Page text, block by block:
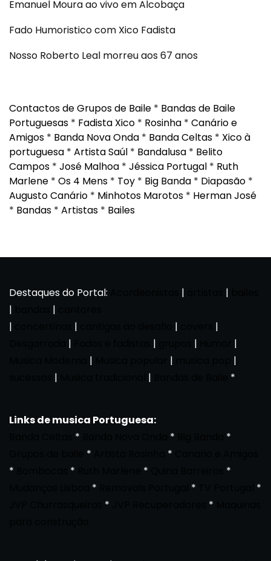
Emanuel Moura ao vivo em Alcobaça
Fado Humoristico com Xico Fadista
Nosso Roberto Leal morreu aos 67 anos
Contactos de Grupos de Baile * Bandas de Baile
Portuguesas * Fadista Xico * Rosinha * Canário e
Amigos * Banda Nova Onda * Banda Celtas * Xico à
portuguesa * Artista Saúl * Bandalusa * Belito
Campos * José Malhoa * Jéssica Portugal * Ruth
Marlene * Os 4 Mens * Toy * Big Banda * Diapasão *
Augusto Canário * Minhotos Marotos * Herman José
* Bandas * Artistas * Bailes
Destaques do Portal: | |
|
|
|
| |
|
| | |
|
| |
|
| | *
Links de musica Portuguesa:
* *
*
* *
*
* *
*
* *
*
* *